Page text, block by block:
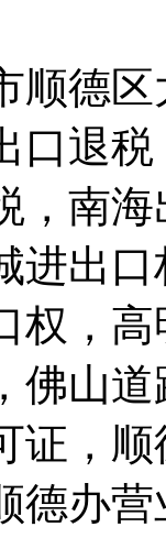
顺德
口退
，南
进出
权，
佛山
证，
德办营